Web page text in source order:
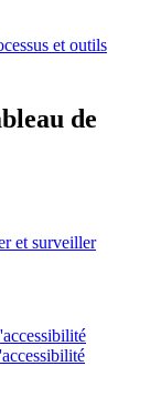
et outils
de
et surveiller